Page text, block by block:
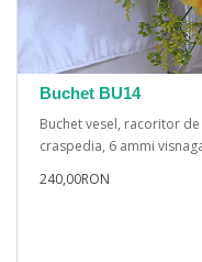
Buchet BU14
Buchet vesel, racoritor
craspedia, 6 ammi
240,00RON